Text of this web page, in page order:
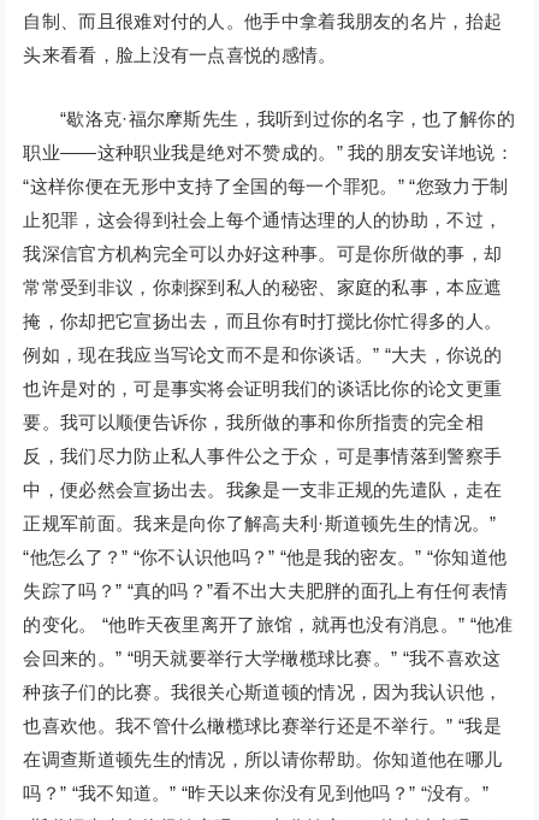
自制、而且很难对付的人。他手中拿着我朋友的名片，抬起
头来看看，脸上没有一点喜悦的感情。
“歇洛克·福尔摩斯先生，我听到过你的名字，也了解你的
职业——这种职业我是绝对不赞成的。” 我的朋友安详地说：
“这样你便在无形中支持了全国的每一个罪犯。” “您致力于制
止犯罪，这会得到社会上每个通情达理的人的协助，不过，
我深信官方机构完全可以办好这种事。可是你所做的事，却
常常受到非议，你刺探到私人的秘密、家庭的私事，本应遮
掩，你却把它宣扬出去，而且你有时打搅比你忙得多的人。
例如，现在我应当写论文而不是和你谈话。” “大夫，你说的
也许是对的，可是事实将会证明我们的谈话比你的论文更重
要。我可以顺便告诉你，我所做的事和你所指责的完全相
反，我们尽力防止私人事件公之于众，可是事情落到警察手
中，便必然会宣扬出去。我象是一支非正规的先遣队，走在
正规军前面。我来是向你了解高夫利·斯道顿先生的情况。”
“他怎么了？” “你不认识他吗？” “他是我的密友。” “你知道他
失踪了吗？” “真的吗？”看不出大夫肥胖的面孔上有任何表情
的变化。 “他昨天夜里离开了旅馆，就再也没有消息。” “他准
会回来的。” “明天就要举行大学橄榄球比赛。” “我不喜欢这
种孩子们的比赛。我很关心斯道顿的情况，因为我认识他，
也喜欢他。我不管什么橄榄球比赛举行还是不举行。” “我是
在调查斯道顿先生的情况，所以请你帮助。你知道他在哪儿
吗？” “我不知道。” “昨天以来你没有见到他吗？” “没有。”